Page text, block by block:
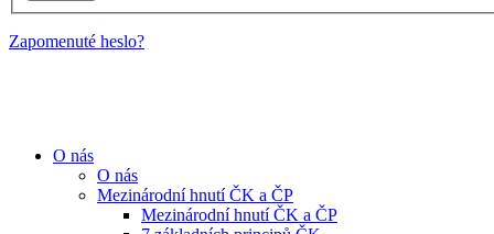
Zapomenuté heslo?
O nás
O nás
Mezinárodní hnutí ČK a ČP
Mezinárodní hnutí ČK a ČP